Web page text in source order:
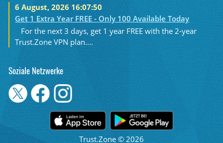
6 August, 2026 16:07:50
Get 1 Extra Year FREE - Only 100 Available Today
For the next 3 days, get 1 year FREE with the 2-year
Trust.Zone VPN plan....
Soziale Netzwerke
Trust.Zone © 2026